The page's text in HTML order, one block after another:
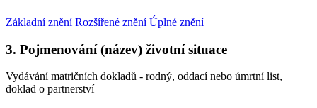
Základní znění Rozšířené znění Úplné znění
3. Pojmenování (název) životní situace
Vydávání matričních dokladů - rodný, oddací nebo úmrtní list,
doklad o partnerství